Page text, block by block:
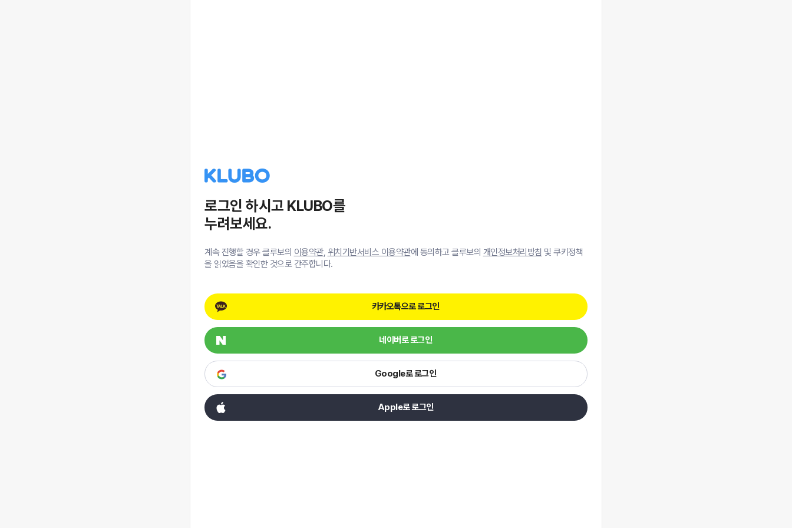
로그인 하시고 KLUBO를
누려보세요.
계속 진행할 경우 클루보의 이용약관, 위치기반서비스 이용약관에 동의하고 클루보의 개인정보처리방침 및 쿠키정책
을 읽었음을 확인한 것으로 간주합니다.
카카오톡으로 로그인
네이버로 로그인
Google로 로그인
Apple로 로그인